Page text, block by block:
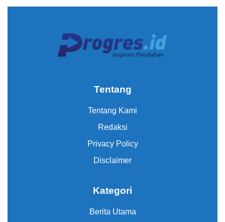
Tentang
Tentang Kami
Redaksi
Privacy Policy
Disclaimer
Kategori
Berita Utama